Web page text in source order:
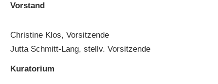
Vorstand
Christine Klos, Vorsitzende
Jutta Schmitt-Lang, stellv. Vorsitzende
Kuratorium